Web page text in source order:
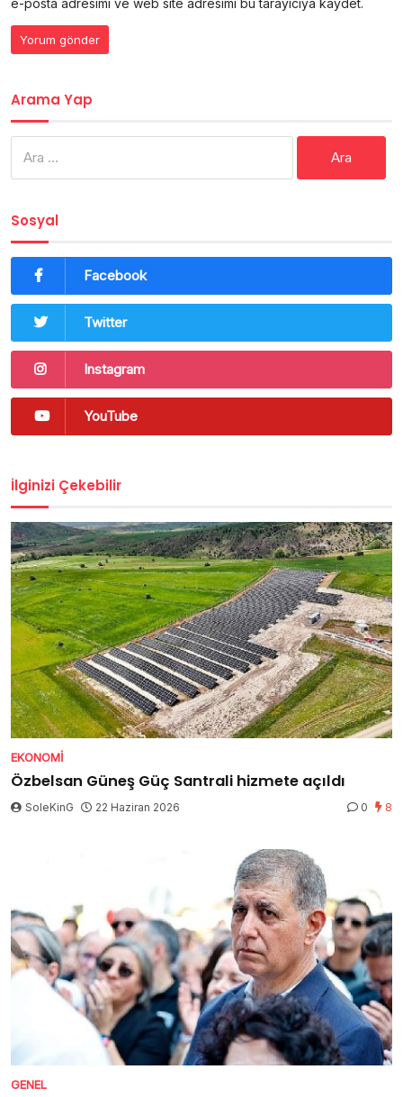
Arama Yap
Sosyal
Facebook
Twitter
Instagram
YouTube
İlginizi Çekebilir
EKONOMI
Özbelsan Güneş Güç Santrali hizmete açıldı
SoleKinG 22 Haziran 2026 0 8
GENEL